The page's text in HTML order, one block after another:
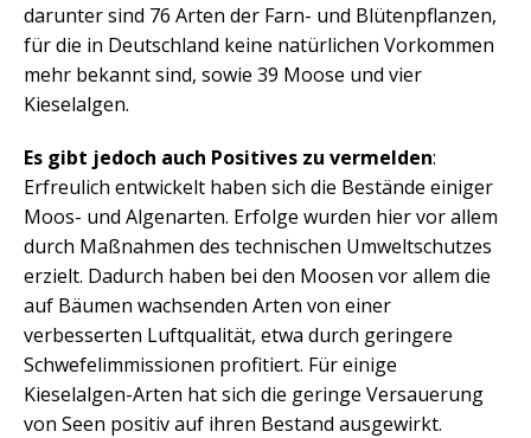
darunter sind 76 Arten der Farn- und Blütenpflanzen,
für die in Deutschland keine natürlichen Vorkommen
mehr bekannt sind, sowie 39 Moose und vier
Kieselalgen.
Es gibt jedoch auch Positives zu vermelden:
Erfreulich entwickelt haben sich die Bestände einiger
Moos- und Algenarten. Erfolge wurden hier vor allem
durch Maßnahmen des technischen Umweltschutzes
erzielt. Dadurch haben bei den Moosen vor allem die
auf Bäumen wachsenden Arten von einer
verbesserten Luftqualität, etwa durch geringere
Schwefelimmissionen profitiert. Für einige
Kieselalgen-Arten hat sich die geringe Versauerung
von Seen positiv auf ihren Bestand ausgewirkt.